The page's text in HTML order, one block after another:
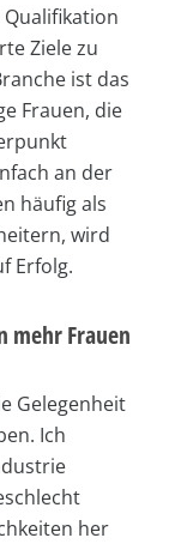
Ziele zu
ist das
Frauen, die
an der
häufig als
wird
Erfolg.
mehr Frauen
Gelegenheit
Ich
her